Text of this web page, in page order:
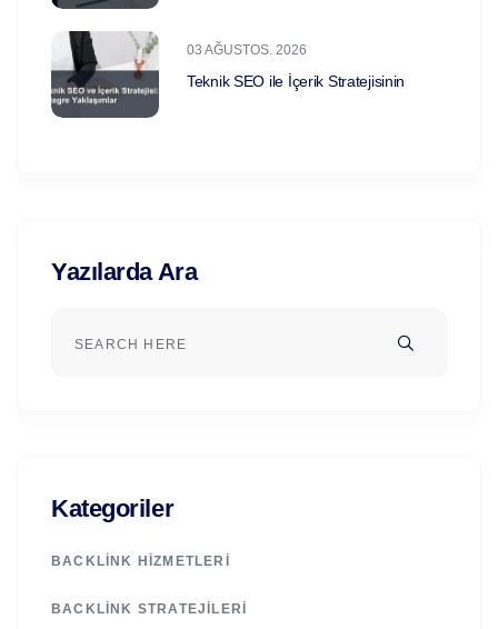
03 AĞUSTOS. 2026
Teknik SEO ile İçerik Stratejisinin
Yazılarda Ara
Kategoriler
BACKLINK HIZMETLERI
BACKLINK STRATEJILERI